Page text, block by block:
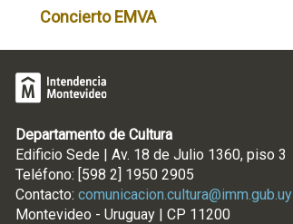
Concierto EMVA
Departamento de Cultura
Edificio Sede | Av. 18 de Julio 1360, piso 3
Teléfono: [598 2] 1950 2905
Contacto: comunicacion.cultura@imm.gub.uy
Montevideo - Uruguay | CP 11200